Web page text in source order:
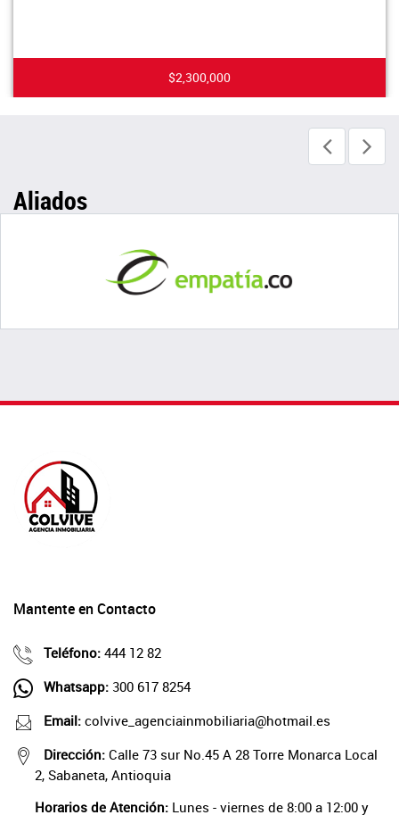
$2,300,000
Aliados
Mantente en Contacto
Teléfono: 444 12 82
Whatsapp: 300 617 8254
Email: colvive_agenciainmobiliaria@hotmail.es
Dirección: Calle 73 sur No.45 A 28 Torre Monarca Local
2, Sabaneta, Antioquia
Horarios de Atención: Lunes - viernes de 8:00 a 12:00 y